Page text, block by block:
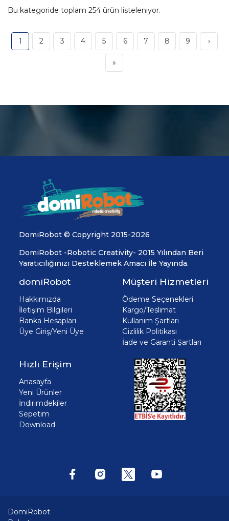
Bu kategoride toplam 254 ürün listeleniyor.
1 2 3 4 5 6 7 8 9 ›
»
DomiRobot © Copyright 2015-2026
DomiRobot -Robotic Creativity- 2015 Yılından Beri
Yaratıcılığınızı Desteklemek Amacı İle Yayında.
domiRobot
Hakkımızda
İletişim Bilgileri
Banka Hesapları
Üye Giriş/Yeni Üye
Müşteri Hizmetleri
Ödeme Seçenekleri
Kargo/Teslimat
Kullanım Şartları
Gizlilik Politikası
İade ve Garanti Şartları
Hızlı Erişim
Anasayfa
Yeni Ürünler
İndirimdekiler
Sepetim
Download
DomiRobot